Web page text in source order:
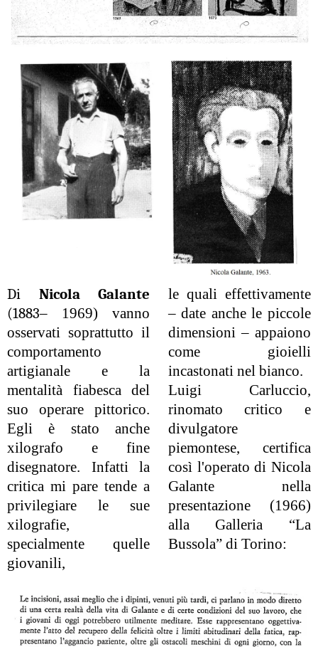
Di Nicola Galante
(1883– 1969) vanno
osservati soprattutto il
comportamento
artigianale e la
mentalità fiabesca del
suo operare pittorico.
Egli è stato anche
xilografo e fine
disegnatore. Infatti la
critica mi pare tende a
privilegiare le sue
xilografie,
specialmente quelle
giovanili,
le quali effettivamente
– date anche le piccole
dimensioni – appaiono
come gioielli
incastonati nel bianco.
Luigi Carluccio,
rinomato critico e
divulgatore
piemontese, certifica
così l'operato di Nicola
Galante nella
presentazione (1966)
alla Galleria “La
Bussola” di Torino: